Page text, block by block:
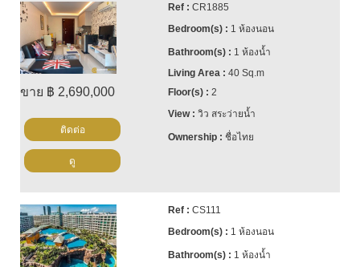
ขาย ฿ 2,690,000
CR1885
1 ห้องนอน
1 ห้องน้ำ
40 Sq.m
2
วิว สระว่ายน้ำ
ชื่อไทย
ติดต่อ
ดู
CS111
1 ห้องนอน
1 ห้องน้ำ